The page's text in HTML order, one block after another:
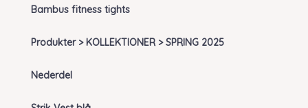
Bambus fitness tights
Produkter > KOLLEKTIONER > SPRING 2025
Nederdel